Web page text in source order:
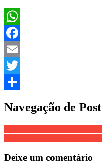
WhatsApp
Facebook
Email
Twitter
Navegação de Post
Deixe um comentário